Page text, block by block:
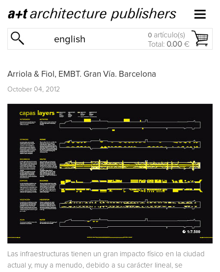
english 0 artículo(s)
Total: 0.00 €
Arriola & Fiol, EMBT. Gran Vía. Barcelona
October 04, 2012
Las infraestructuras tienen un gran impacto físico en la ciudad
actual y, muy a menudo, debido a su carácter lineal, se